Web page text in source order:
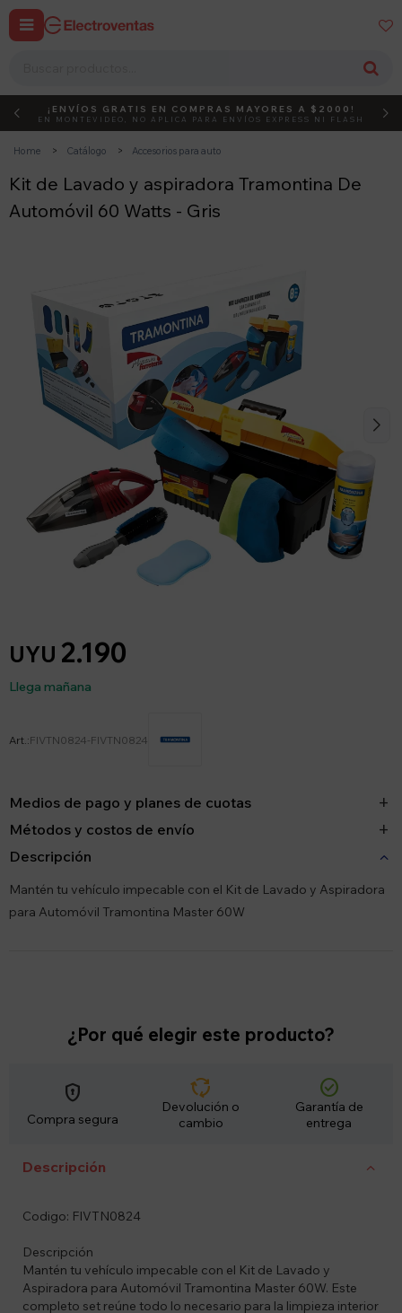
 
DEBUT ACTIVÁ EL CÓDIGO
¡ENVÍOS GRATIS EN COMPRAS MAYORES A $2000!
EN MONTEVIDEO, NO APLICA PARA ENVÍOS EXPRESS NI FLASH
Home Catálogo Accesorios para auto
Kit de Lavado y aspiradora Tramontina De
Automóvil 60 Watts - Gris
UYU 2.190
Llega mañana
FIVTN0824-FIVTN0824
Medios de pago y planes de cuotas
Métodos y costos de envío
Descripción
Mantén tu vehículo impecable con el Kit de Lavado y Aspiradora
para Automóvil Tramontina Master 60W
¿Por qué elegir este producto?
encrypted
Compra segura
cycle
Devolución o
cambio
check_circle
Garantía de
entrega
Descripción
Codigo: FIVTN0824
Descripción
Mantén tu vehículo impecable con el Kit de Lavado y
Aspiradora para Automóvil Tramontina Master 60W. Este
completo set reúne todo lo necesario para la limpieza interior